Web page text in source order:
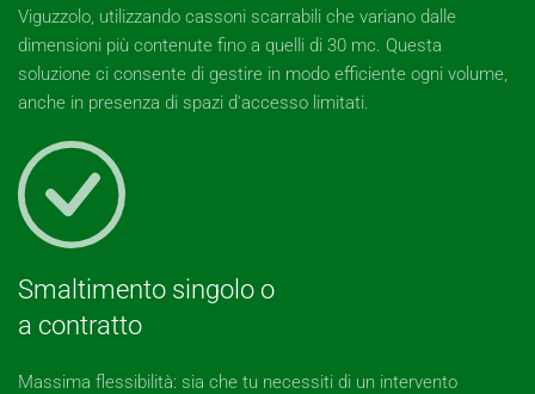
Viguzzolo, utilizzando cassoni scarrabili che variano dalle
dimensioni più contenute fino a quelli di 30 mc. Questa
soluzione ci consente di gestire in modo efficiente ogni volume,
anche in presenza di spazi d'accesso limitati.
Smaltimento singolo o
a contratto
Massima flessibilità: sia che tu necessiti di un intervento